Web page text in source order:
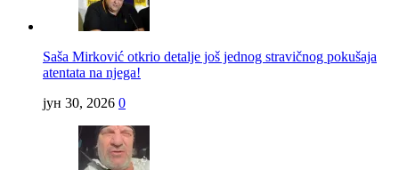
Saša Mirković otkrio detalje još jednog stravičnog pokušaja
atentata na njega!
јун 30, 2026 0